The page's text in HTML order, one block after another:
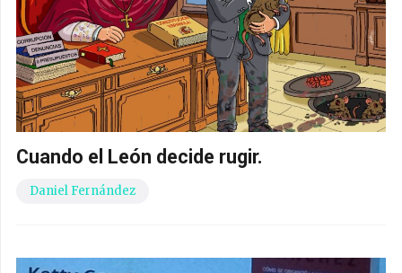
Cuando el León decide rugir.
Daniel Fernández